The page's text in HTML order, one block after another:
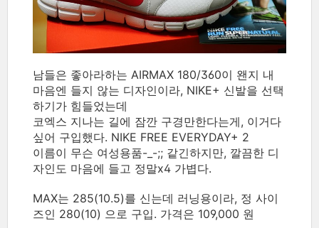
남들은 좋아라하는 AIRMAX 180/360이 왠지 내
마음엔 들지 않는 디자인이라, NIKE+ 신발을 선택
하기가 힘들었는데
코엑스 지나는 길에 잠깐 구경만한다는게, 이거다
싶어 구입했다. NIKE FREE EVERYDAY+ 2
이름이 무슨 여성용품-_-;; 같긴하지만, 깔끔한 디
자인도 마음에 들고 정말x4 가볍다.
MAX는 285(10.5)를 신는데 러닝용이라, 정 사이
즈인 280(10) 으로 구입. 가격은 109,000 원